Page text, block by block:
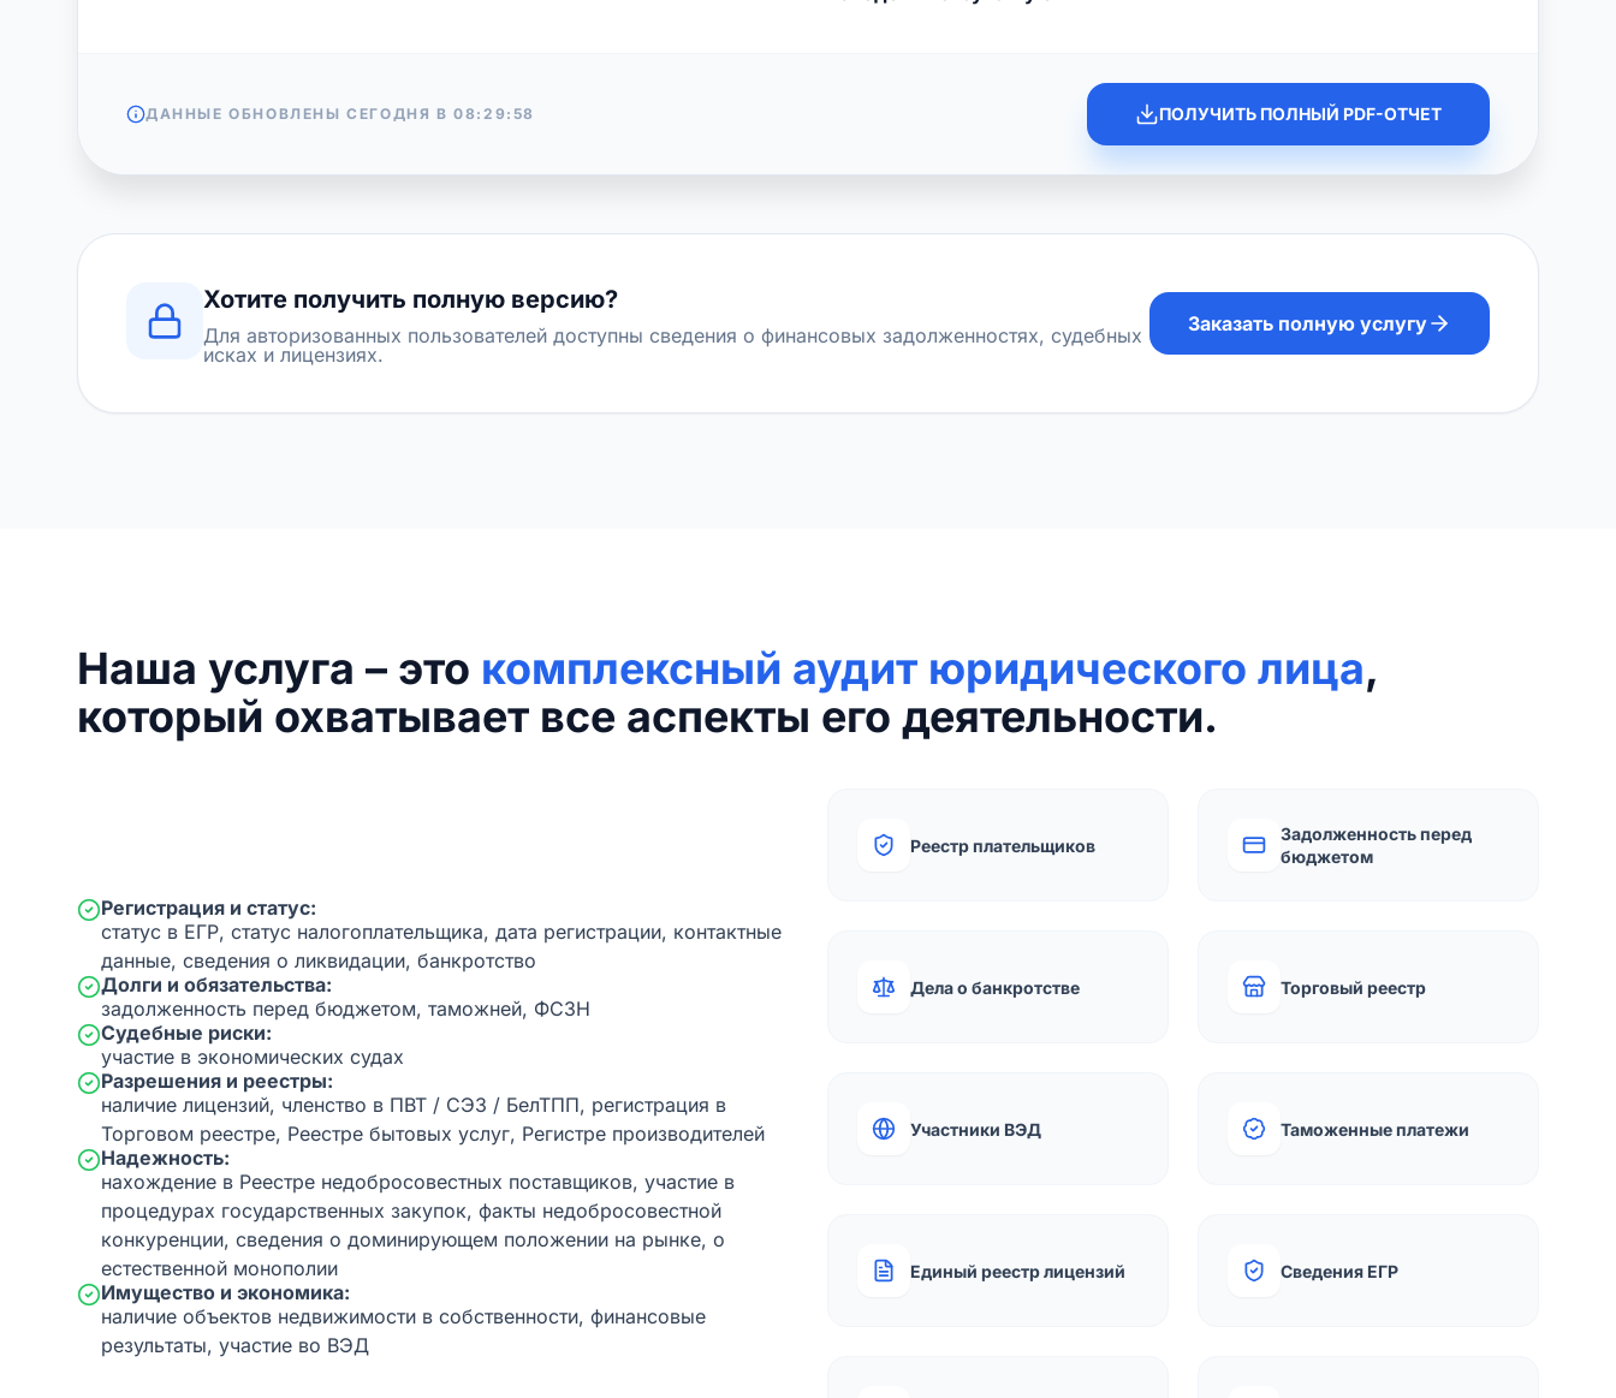
ДАННЫЕ ОБНОВЛЕНЫ СЕГОДНЯ В08:29:58 ПОЛУЧИТЬ ПОЛНЫЙ PDF-ОТЧЕТ
Хотите получить полную версию?
Для авторизованных пользователей доступны сведения о финансовых задолженностях, судебных
исках и лицензиях.
Заказать полную услугу
Наша услуга – это комплексный аудит юридического лица,
который охватывает все аспекты его деятельности.
Регистрация и статус:
статус в ЕГР, статус налогоплательщика, дата регистрации, контактные
данные, сведения о ликвидации, банкротство
Долги и обязательства:
задолженность перед бюджетом, таможней, ФСЗН
Судебные риски:
участие в экономических судах
Разрешения и реестры:
наличие лицензий, членство в ПВТ / СЭЗ / БелТПП, регистрация в
Торговом реестре, Реестре бытовых услуг, Регистре производителей
Надежность:
нахождение в Реестре недобросовестных поставщиков, участие в
процедурах государственных закупок, факты недобросовестной
конкуренции, сведения о доминирующем положении на рынке, о
естественной монополии
Имущество и экономика:
наличие объектов недвижимости в собственности, финансовые
результаты, участие во ВЭД
Реестр плательщиков
Задолженность перед
бюджетом
Дела о банкротстве Торговый реестр
Участники ВЭД Таможенные платежи
Единый реестр лицензий Сведения ЕГР